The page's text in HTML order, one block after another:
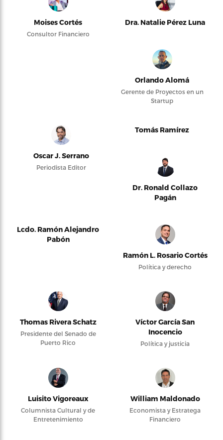
Moises Cortés
Consultor Financiero
Dra. Natalie Pérez Luna
Orlando Alomá
Gerente de Proyectos en un
Startup
Oscar J. Serrano
Periodista Editor
Tomás Ramírez
Dr. Ronald Collazo
Pagán
Lcdo. Ramón Alejandro
Pabón
Ramón L. Rosario Cortés
Política y derecho
Thomas Rivera Schatz
Presidente del Senado de
Puerto Rico
Víctor García San
Inocencio
Política y justicia
Luisito Vigoreaux
Columnista Cultural y de
Entretenimiento
William Maldonado
Economista y Estratega
Financiero